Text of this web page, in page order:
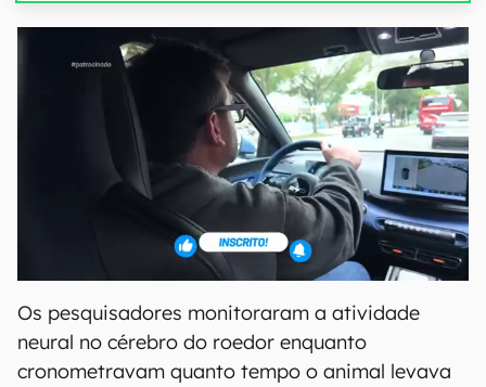
Os pesquisadores monitoraram a atividade
neural no cérebro do roedor enquanto
cronometravam quanto tempo o animal levava